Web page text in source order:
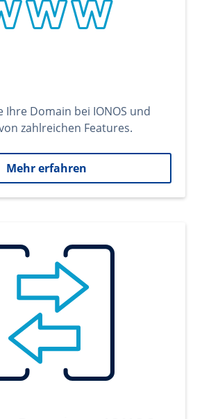
Ihre Domain bei IONOS und
zahlreichen Features.
Mehr erfahren